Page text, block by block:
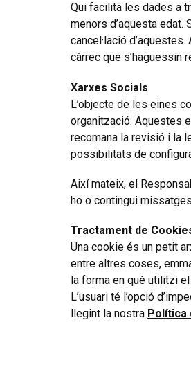
Qui facilita les dades a
menors d’aquesta
cancel·lació
càrrec que s’haguessin
Xarxes Socials
L’objecte de les eines
organització. Aquestes
recomana la revisió i la
possibilitats de
Així mateix, el
ho o contingui
Tractament de
Una cookie és un petit
entre altres coses,
la forma en què utilitzi
L’usuari té l’opció
llegint la nostra Política